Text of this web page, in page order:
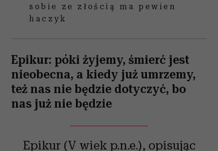
sobie ze złością ma pewien
haczyk
Epikur: póki żyjemy, śmierć jest
nieobecna, a kiedy już umrzemy,
też nas nie będzie dotyczyć, bo
nas już nie będzie
Epikur (V wiek p.n.e.), opisując